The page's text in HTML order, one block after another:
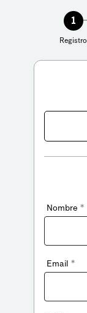
1
Registro
Nombre *
Email *